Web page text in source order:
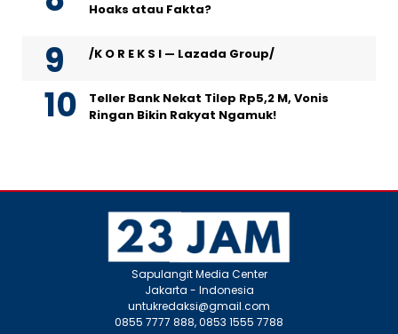
Hoaks atau Fakta?
/K O R E K S I — Lazada Group/
Teller Bank Nekat Tilep Rp5,2 M, Vonis
Ringan Bikin Rakyat Ngamuk!
Sapulangit Media Center
Jakarta - Indonesia
untukredaksi@gmail.com
0855 7777 888, 0853 1555 7788